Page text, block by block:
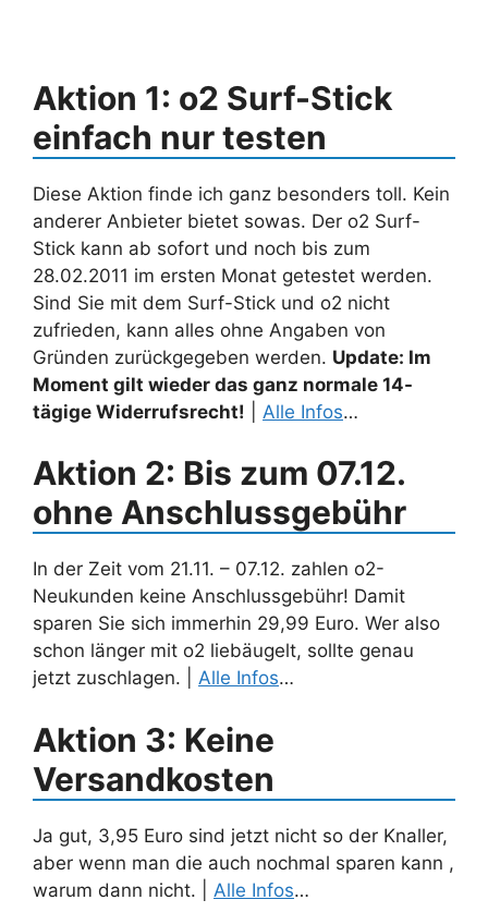
Aktion 1: o2 Surf-Stick
einfach nur testen
Diese Aktion finde ich ganz besonders toll. Kein
anderer Anbieter bietet sowas. Der o2 Surf-
Stick kann ab sofort und noch bis zum
28.02.2011 im ersten Monat getestet werden.
Sind Sie mit dem Surf-Stick und o2 nicht
zufrieden, kann alles ohne Angaben von
Gründen zurückgegeben werden. Update: Im
Moment gilt wieder das ganz normale 14-
tägige Widerrufsrecht!
Alle Infos…
Aktion 2: Bis zum 07.12.
ohne Anschlussgebühr
In der Zeit vom 21.11. – 07.12. zahlen o2-
Neukunden keine Anschlussgebühr! Damit
sparen Sie sich immerhin 29,99 Euro. Wer also
schon länger mit o2 liebäugelt, sollte genau
jetzt zuschlagen. | Alle Infos…
Aktion 3: Keine
Versandkosten
Ja gut, 3,95 Euro sind jetzt nicht so der Knaller,
aber wenn man die auch nochmal sparen kann ,
warum dann nicht. | Alle Infos…